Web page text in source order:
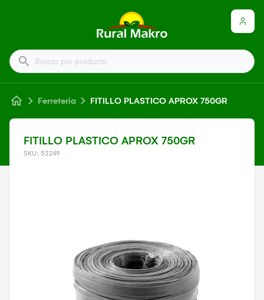
Buscar por producto
Ferreteria FITILLO PLASTICO APROX 750GR
FITILLO PLASTICO APROX 750GR
SKU: 53249